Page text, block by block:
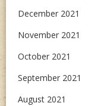
December 2021
November 2021
October 2021
September 2021
August 2021